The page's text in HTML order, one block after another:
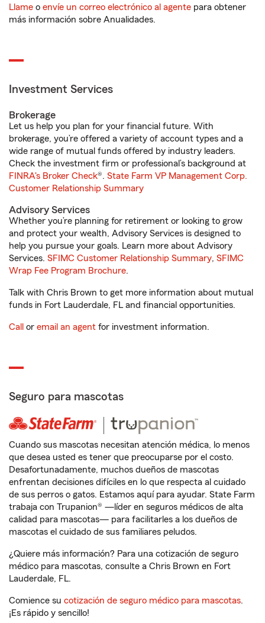
Llame o envíe un correo electrónico al agente para obtener
más información sobre Anualidades.
Investment Services
Brokerage
Let us help you plan for your financial future. With
brokerage, you’re offered a variety of account types and a
wide range of mutual funds offered by industry leaders.
Check the investment firm or professional’s background at
FINRA's Broker Check®. State Farm VP Management Corp.
Customer Relationship Summary
Advisory Services
Whether you’re planning for retirement or looking to grow
and protect your wealth, Advisory Services is designed to
help you pursue your goals. Learn more about Advisory
Services. SFIMC Customer Relationship Summary, SFIMC
Wrap Fee Program Brochure.
Talk with Chris Brown to get more information about mutual
funds in Fort Lauderdale, FL and financial opportunities.
Call or email an agent for investment information.
Seguro para mascotas
Cuando sus mascotas necesitan atención médica, lo menos
que desea usted es tener que preocuparse por el costo.
Desafortunadamente, muchos dueños de mascotas
enfrentan decisiones difíciles en lo que respecta al cuidado
de sus perros o gatos. Estamos aquí para ayudar. State Farm
trabaja con Trupanion® —líder en seguros médicos de alta
calidad para mascotas— para facilitarles a los dueños de
mascotas el cuidado de sus familiares peludos.
¿Quiere más información? Para una cotización de seguro
médico para mascotas, consulte a Chris Brown en Fort
Lauderdale, FL.
Comience su cotización de seguro médico para mascotas.
¡Es rápido y sencillo!